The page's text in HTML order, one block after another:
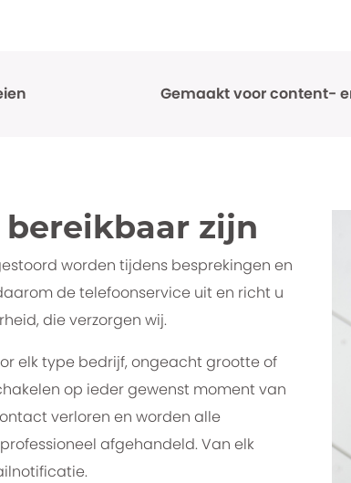
Gemaakt voor content-
zijn
worden tijdens besprekingen en
de telefoonservice uit en richt u
die verzorgen wij.
elk type bedrijf, ongeacht grootte of
op ieder gewenst moment van
verloren en worden alle
afgehandeld. Van elk